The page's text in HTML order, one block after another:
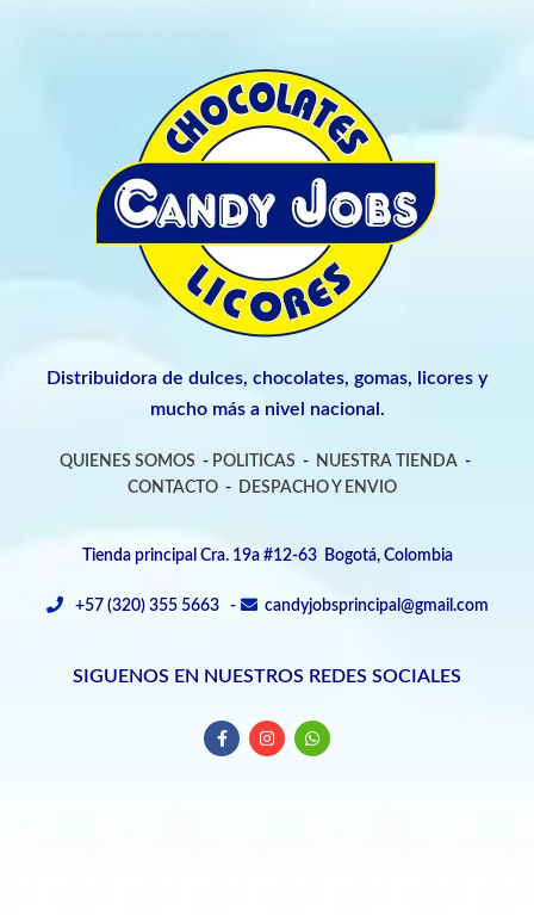
Distribuidora de dulces, chocolates, gomas, licores y
mucho más a nivel nacional.
QUIENES SOMOS - POLITICAS - NUESTRA TIENDA -
CONTACTO- DESPACHO Y ENVIO
Tienda principal Cra. 19a #12-63 Bogotá, Colombia
+57 (320) 355 5663 - candyjobsprincipal@gmail.com
SIGUENOS EN NUESTROS REDES SOCIALES